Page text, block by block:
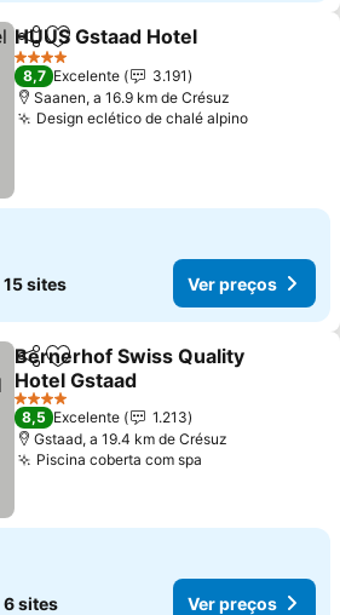
PartilharAdicionar aos favoritos
HUUS Gstaad Hotel
4 Estrelas
8,7 Excelente
3.191
Saanen, a 16.9 km de Crésuz
Design eclético de chalé alpinoVer
15 sites Ver preços
PartilharAdicionar aos favoritos
Bernerhof Swiss Quality
Hotel Gstaad
Ver preços
4 Estrelas
8,5 Excelente
1.213
Gstaad, a 19.4 km de Crésuz
Piscina coberta com spa
6 sites Ver preços